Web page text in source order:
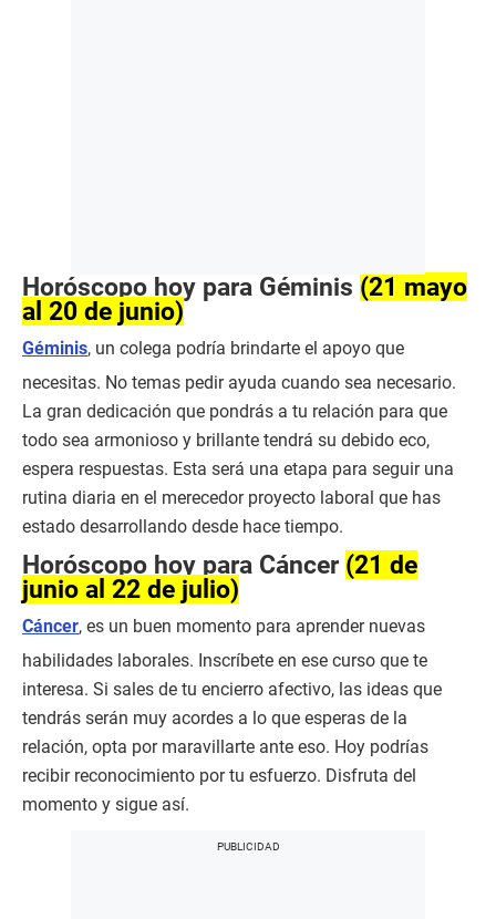
Horóscopo hoy para Géminis (21 mayo
al 20 de junio)
Géminis, un colega podría brindarte el apoyo que
necesitas. No temas pedir ayuda cuando sea necesario.
La gran dedicación que pondrás a tu relación para que
todo sea armonioso y brillante tendrá su debido eco,
espera respuestas. Esta será una etapa para seguir una
rutina diaria en el merecedor proyecto laboral que has
estado desarrollando desde hace tiempo.
Horóscopo hoy para Cáncer (21 de
junio al 22 de julio)
Cáncer, es un buen momento para aprender nuevas
habilidades laborales. Inscríbete en ese curso que te
interesa. Si sales de tu encierro afectivo, las ideas que
tendrás serán muy acordes a lo que esperas de la
relación, opta por maravillarte ante eso. Hoy podrías
recibir reconocimiento por tu esfuerzo. Disfruta del
momento y sigue así.